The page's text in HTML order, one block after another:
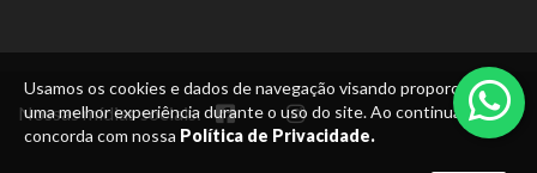
Usamos os cookies e dados de navegação visando proporcionar
uma melhor experiência durante o uso do site. Ao continuar, você
concorda com nossa Política de Privacidade.
Nossas mídias sociais: